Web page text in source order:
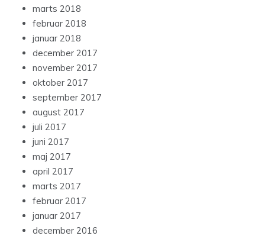
marts 2018
februar 2018
januar 2018
december 2017
november 2017
oktober 2017
september 2017
august 2017
juli 2017
juni 2017
maj 2017
april 2017
marts 2017
februar 2017
januar 2017
december 2016